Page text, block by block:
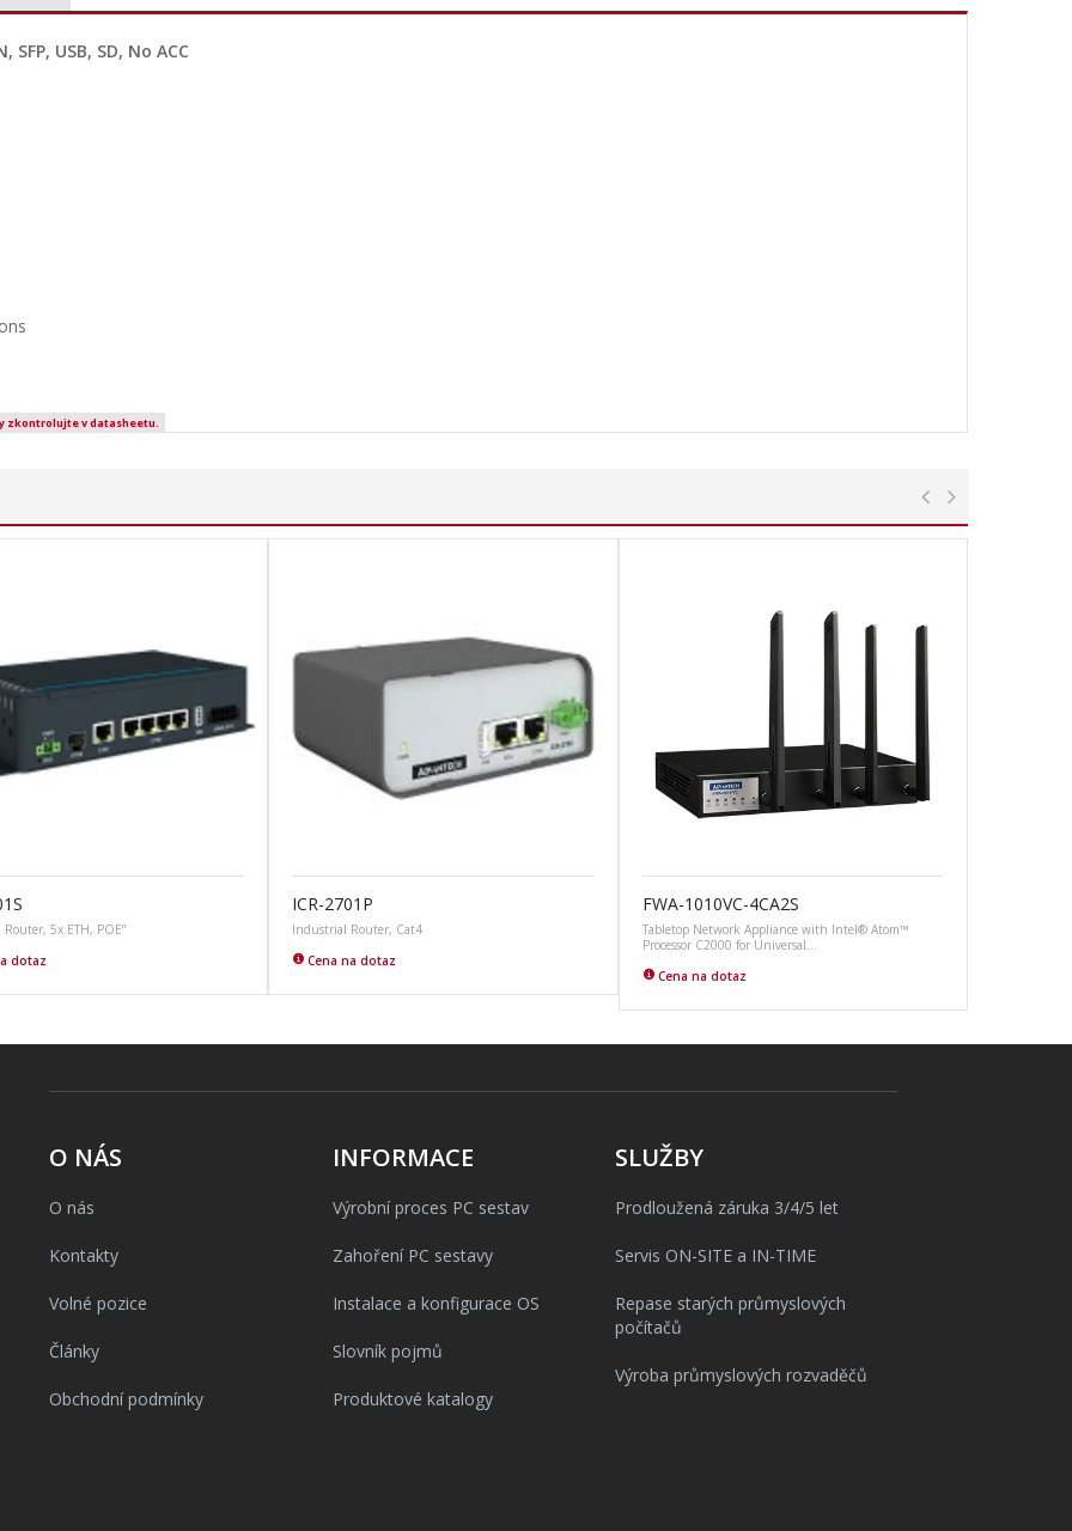
SFP, USB, SD, No ACC
zkontrolujte v datasheetu.
5x ETH, POE”
dotaz
ICR-2701P
Industrial Router, Cat4
Cena na dotaz
FWA-1010VC-4CA2S
Tabletop Network Appliance with Intel® Atom™
Processor C2000 for Universal…
Cena na dotaz
O NÁS
O nás
Kontakty
Volné pozice
Články
Obchodní podmínky
INFORMACE
Výrobní proces PC sestav
Zahoření PC sestavy
Instalace a konfigurace OS
Slovník pojmů
Produktové katalogy
SLUŽBY
Prodloužená záruka 3/4/5 let
Servis ON-SITE a IN-TIME
Repase starých průmyslových
počítačů
Výroba průmyslových rozvaděčů